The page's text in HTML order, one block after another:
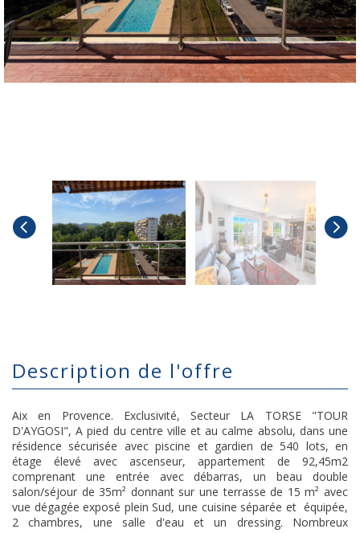
description de l'offre
Aix en Provence. Exclusivité, Secteur LA TORSE "TOUR
D'AYGOSI", A pied du centre ville et au calme absolu, dans une
résidence sécurisée avec piscine et gardien de 540 lots, en
étage élevé avec ascenseur, appartement de 92,45m2
comprenant une entrée avec débarras, un beau double
salon/séjour de 35m² donnant sur une terrasse de 15 m² avec
vue dégagée exposé plein Sud, une cuisine séparée et équipée,
2 chambres, une salle d'eau et un dressing. Nombreux